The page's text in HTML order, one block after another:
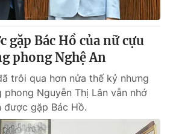
Thị Mỹ Hạnh, Phạm Quốc Thắng,
931 - 024.38 355 932
024.66 897 897
7300.7108
gặp Bác Hồ của nữ cựu
phong Nghệ An
trôi qua hơn nửa thế kỷ nhưng
phong Nguyễn Thị Lân vẫn nhớ
được gặp Bác Hồ.